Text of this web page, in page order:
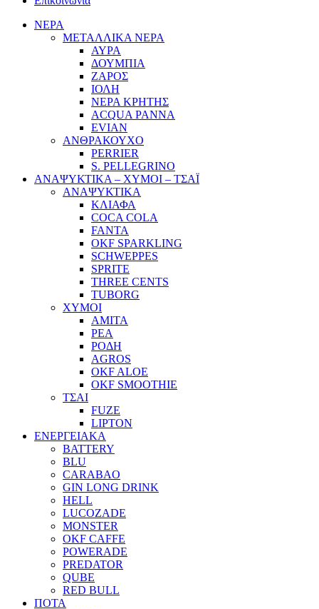
ΝΕΡΑ
ΜΕΤΑΛΛΙΚΑ ΝΕΡΑ
ΑΥΡΑ
ΔΟΥΜΠΙΑ
ΖΑΡΟΣ
ΙΟΛΗ
ΝΕΡΑ ΚΡΗΤΗΣ
ACQUA PANNA
EVIAN
ΑΝΘΡΑΚΟΥΧΟ
PERRIER
S. PELLEGRINO
ΑΝΑΨΥΚΤΙΚΑ – ΧΥΜΟΙ – ΤΣΑΪ
ΑΝΑΨΥΚΤΙΚΑ
ΚΛΙΑΦΑ
COCA COLA
FANTA
OKF SPARKLING
SCHWEPPES
SPRITE
THREE CENTS
TUBORG
ΧΥΜΟΙ
ΑΜΙΤΑ
ΡΕΑ
ΡΟΔΗ
AGROS
OKF ALOE
OKF SMOOTHIE
ΤΣΑΙ
FUZE
LIPTON
ΕΝΕΡΓΕΙΑΚΑ
BATTERY
BLU
CARABAO
GIN LONG DRINK
HELL
LUCOZADE
MONSTER
OKF CAFFE
POWERADE
PREDATOR
QUBE
RED BULL
ΠΟΤΑ